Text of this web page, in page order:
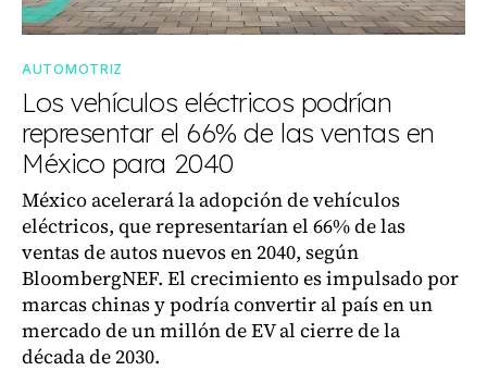
AUTOMOTRIZ
Los vehículos eléctricos podrían
representar el 66% de las ventas en
México para 2040
México acelerará la adopción de vehículos
eléctricos, que representarían el 66% de las
ventas de autos nuevos en 2040, según
BloombergNEF. El crecimiento es impulsado por
marcas chinas y podría convertir al país en un
mercado de un millón de EV al cierre de la
década de 2030.